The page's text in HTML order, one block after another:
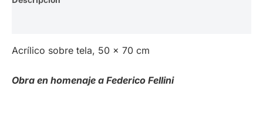
Acrílico sobre tela, 50 x 70 cm
Obra en homenaje a Federico Fellini